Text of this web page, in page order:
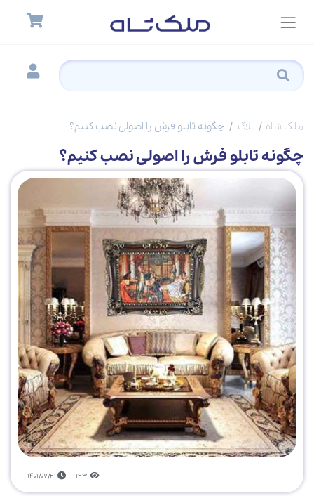
ملک شاه بلاگ چگونه تابلو فرش را اصولی نصب کنیم؟
چگونه تابلو فرش را اصولی نصب کنیم؟
1401/07/21